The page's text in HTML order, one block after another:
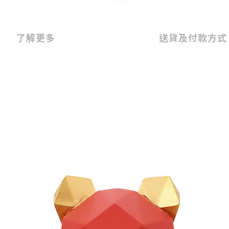
了解更多 送貨及付款方式